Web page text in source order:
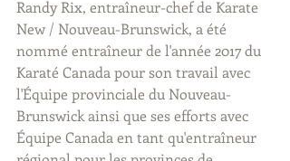
Randy Rix, entraîneur-chef de Karate
New / Nouveau-Brunswick, a été
nommé entraîneur de l'année 2017 du
Karaté Canada pour son travail avec
l'Équipe provinciale du Nouveau-
Brunswick ainsi que ses efforts avec
Équipe Canada en tant qu'entraîneur